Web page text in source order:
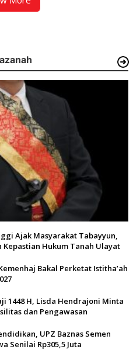
Ajak Masyarakat Tabayyun,
Hukum Tanah Ulayat
Bakal Perketat Istitha’ah
1448 H, Lisda Hendrajoni Minta
dan Pengawasan
UPZ Baznas Semen
Senilai Rp305,5 Juta